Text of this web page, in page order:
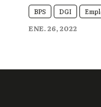
BPS DGI
ENE. 26, 2022